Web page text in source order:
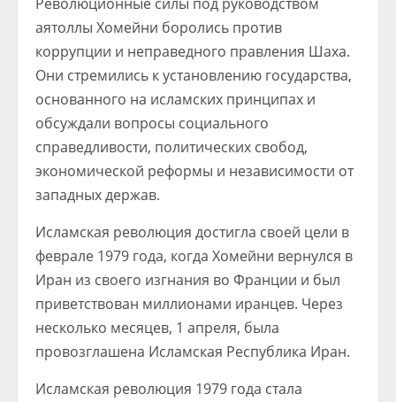
аятоллы Хомейни боролись против
коррупции и неправедного правления Шаха.
Они стремились к установлению государства,
основанного на исламских принципах и
обсуждали вопросы социального
справедливости, политических свобод,
экономической реформы и независимости от
западных держав.
Исламская революция достигла своей цели в
феврале 1979 года, когда Хомейни вернулся в
Иран из своего изгнания во Франции и был
приветствован миллионами иранцев. Через
несколько месяцев, 1 апреля, была
провозглашена Исламская Республика Иран.
Исламская революция 1979 года стала